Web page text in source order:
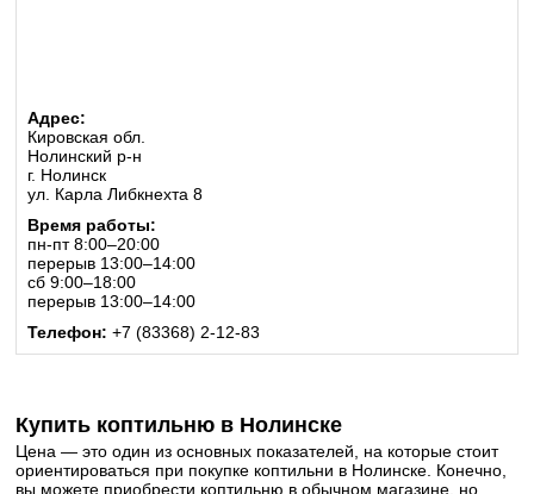
Адрес:
Кировская обл.
Нолинский р-н
г. Нолинск
ул. Карла Либкнехта 8
Время работы:
пн-пт 8:00–20:00
перерыв 13:00–14:00
сб 9:00–18:00
перерыв 13:00–14:00
Телефон: +7 (83368) 2-12-83
Купить коптильню в Нолинске
Цена — это один из основных показателей, на которые стоит
ориентироваться при покупке коптильни в Нолинске. Конечно,
вы можете приобрести коптильню в обычном магазине, но